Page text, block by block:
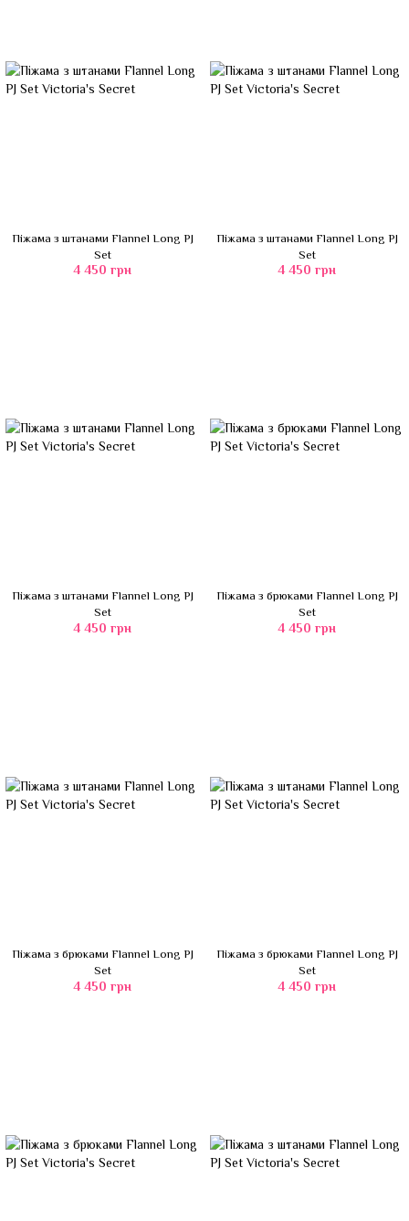
Піжама з штанами Flannel Long PJ
Set
4 450 грн
Піжама з штанами Flannel Long PJ
Set
4 450 грн
Піжама з штанами Flannel Long PJ
Set
4 450 грн
Піжама з брюками Flannel Long PJ
Set
4 450 грн
Піжама з брюками Flannel Long PJ
Set
4 450 грн
Піжама з брюками Flannel Long PJ
Set
4 450 грн